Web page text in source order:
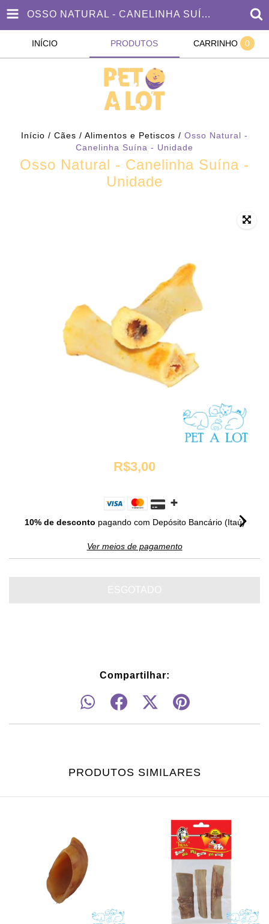
OSSO NATURAL - CANELINHA SUÍNA - UNIDADE
INÍCIO PRODUTOS CARRINHO 0
Início / Cães / Alimentos e Petiscos / Osso Natural -
Canelinha Suína - Unidade
Osso Natural - Canelinha Suína -
Unidade
R$3,00
10% de desconto pagando com Depósito Bancário (Itaú)
Ver meios de pagamento
Compartilhar:
PRODUTOS SIMILARES